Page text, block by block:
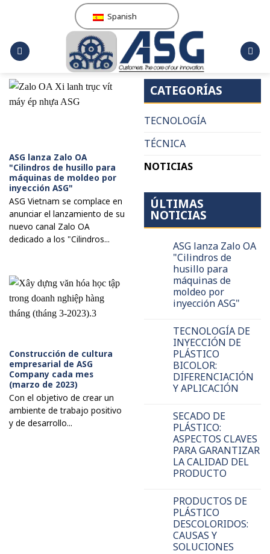
Spanish
ASG lanza Zalo OA
"Cilindros de husillo para
máquinas de moldeo por
inyección ASG"
ASG Vietnam se complace en
anunciar el lanzamiento de su
nuevo canal Zalo OA
dedicado a los "Cilindros...
Construcción de cultura
empresarial de ASG
Company cada mes
(marzo de 2023)
Con el objetivo de crear un
ambiente de trabajo positivo
y de desarrollo...
CATEGORÍAS
TECNOLOGÍA
TÉCNICA
NOTICIAS
ÚLTIMAS
NOTICIAS
ASG lanza Zalo OA
"Cilindros de
husillo para
máquinas de
moldeo por
inyección ASG"
TECNOLOGÍA DE
INYECCIÓN DE
PLÁSTICO
BICOLOR:
DIFERENCIACIÓN
Y APLICACIÓN
SECADO DE
PLÁSTICO:
ASPECTOS CLAVES
PARA GARANTIZAR
LA CALIDAD DEL
PRODUCTO
PRODUCTOS DE
PLÁSTICO
DESCOLORIDOS:
CAUSAS Y
SOLUCIONES